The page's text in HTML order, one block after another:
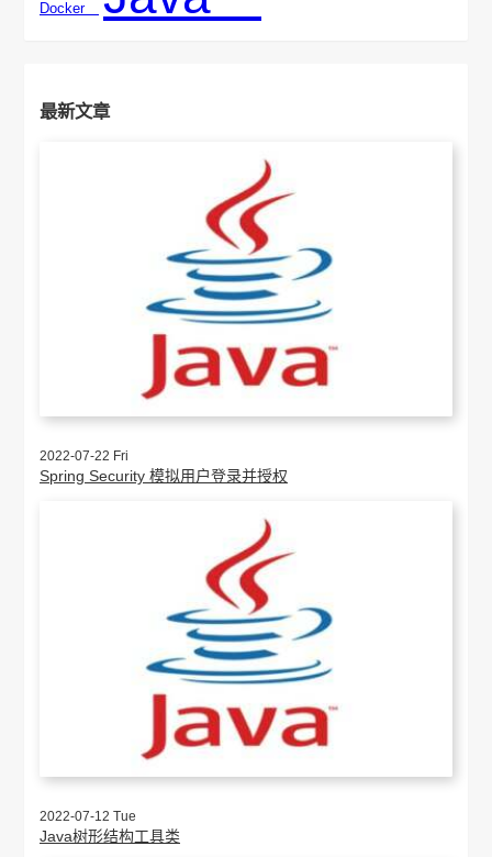
Docker
最新文章
2022-07-22 Fri
Spring Security 模拟用户登录并授权
2022-07-12 Tue
Java树形结构工具类